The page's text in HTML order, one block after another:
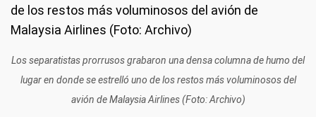
Los separatistas prorrusos grabaron una densa columna de humo del
lugar en donde se estrelló uno de los restos más voluminosos del
avión de Malaysia Airlines (Foto: Archivo)